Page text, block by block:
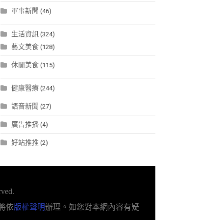
軍事新聞 (46)
生活資訊 (324)
藝文美食 (128)
休閒美食 (115)
健康醫療 (244)
語音新聞 (27)
廣告推播 (4)
好站推推 (2)
依版權聲明辦理。如您對本網內容有疑